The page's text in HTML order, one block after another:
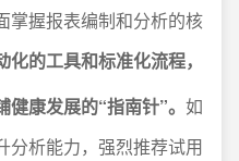
掌握报表编制和分析的核
的工具和标准化流程，
康发展的“指南针”。 如
分析能力，强烈推荐试用